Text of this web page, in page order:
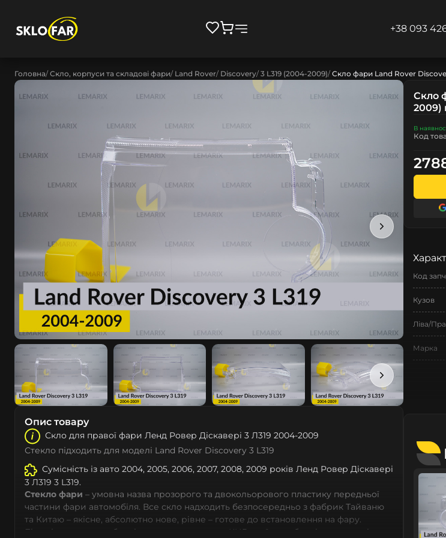
+38 093
Головна Скло, корпуси та складові фари Land Rover Discovery 3 L319 (2004-2009) Скло фари Land Rover
Опис товару
Скло для правої фари Лeнд Ровeр Діскавері 3 Л319 2004-2009
Стекло підходить для моделі Land Rover Discovery 3 L319
Сумісність із авто 2004, 2005, 2006, 2007, 2008, 2009 років Лeнд Ровeр Діскавері
3 Л319 3 L319.
Стекло фари – умовна назва прозорого та двокольорового пластику передньої
частини фари автомобіля. Все скло надходить безпосередньо з фабрик Тайваню
та Китаю – якісне, абсолютно нове, рівне – готове до встановлення на фару.
Більшість автовиробників уже перенесли до КНР свої виробничі потужності,
Скло
2009)
В
Код
Код
Кузов
Ліва/
Марка
Рік
Тип